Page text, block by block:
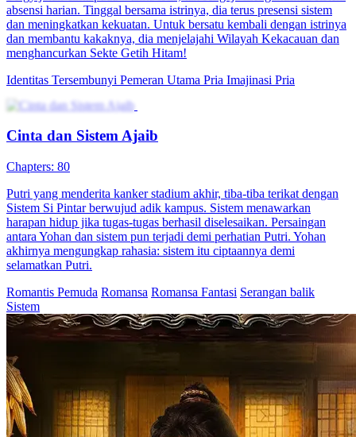
HaremPemeran Utama PriaImajinasi Perkotaan